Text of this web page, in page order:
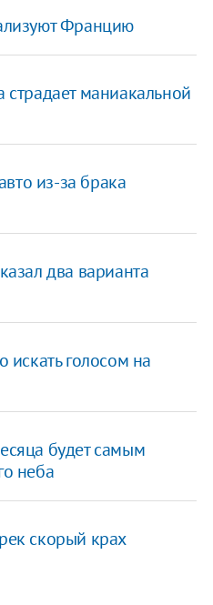
Францию
страдает маниакальной
из-за брака
два варианта
голосом на
будет самым
неба
скорый крах